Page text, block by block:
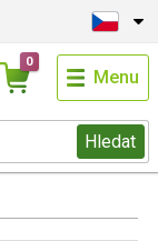
Hledat
0
Menu